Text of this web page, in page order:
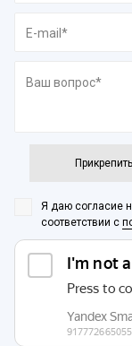
Я даю согласие
соответствии с